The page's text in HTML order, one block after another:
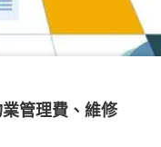
業管理費、維修